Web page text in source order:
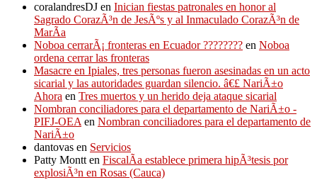
coralandresDJ en Inician fiestas patronales en honor al
Sagrado CorazÃ³n de JesÃºs y al Inmaculado CorazÃ³n de
MarÃ­a
Noboa cerrarÃ¡ fronteras en Ecuador ???????? en Noboa
ordena cerrar las fronteras
Masacre en Ipiales, tres personas fueron asesinadas en un acto
sicarial y las autoridades guardan silencio. â€£ NariÃ±o
Ahora en Tres muertos y un herido deja ataque sicarial
Nombran conciliadores para el departamento de NariÃ±o -
PIFJ-OEA en Nombran conciliadores para el departamento de
NariÃ±o
dantovas en Servicios
Patty Montt en FiscalÃ­a establece primera hipÃ³tesis por
explosiÃ³n en Rosas (Cauca)